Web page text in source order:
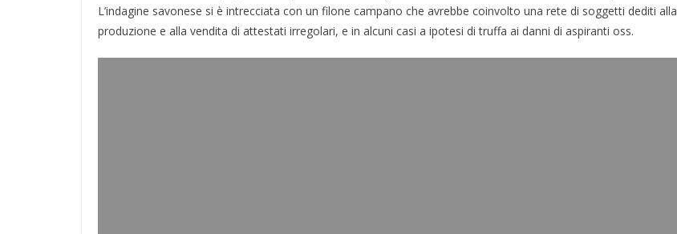
L’indagine savonese si è intrecciata con un filone campano che avrebbe coinvolto una rete di soggetti dediti alla
produzione e alla vendita di attestati irregolari, e in alcuni casi a ipotesi di truffa ai danni di aspiranti oss.